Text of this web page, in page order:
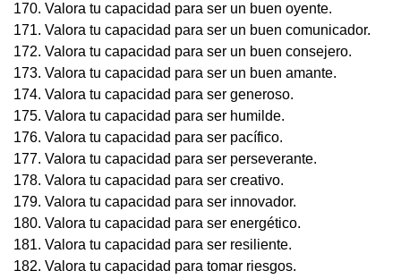
170. Valora tu capacidad para ser un buen oyente.
171. Valora tu capacidad para ser un buen comunicador.
172. Valora tu capacidad para ser un buen consejero.
173. Valora tu capacidad para ser un buen amante.
174. Valora tu capacidad para ser generoso.
175. Valora tu capacidad para ser humilde.
176. Valora tu capacidad para ser pacífico.
177. Valora tu capacidad para ser perseverante.
178. Valora tu capacidad para ser creativo.
179. Valora tu capacidad para ser innovador.
180. Valora tu capacidad para ser energético.
181. Valora tu capacidad para ser resiliente.
182. Valora tu capacidad para tomar riesgos.